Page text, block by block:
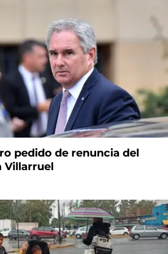
pedido de renuncia del
Villarruel